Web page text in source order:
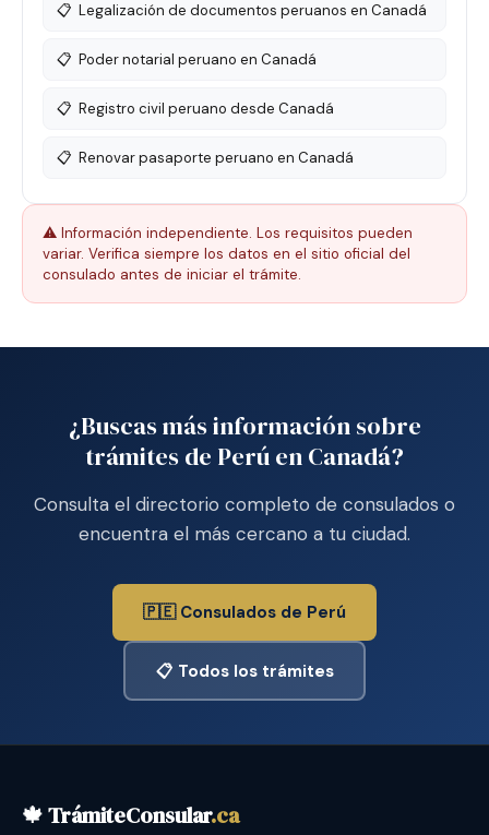
📋 Legalización de documentos peruanos en Canadá
📋 Poder notarial peruano en Canadá
📋 Registro civil peruano desde Canadá
📋 Renovar pasaporte peruano en Canadá
⚠️ Información independiente. Los requisitos pueden
variar. Verifica siempre los datos en el sitio oficial del
consulado antes de iniciar el trámite.
¿Buscas más información sobre
trámites de Perú en Canadá?
Consulta el directorio completo de consulados o
encuentra el más cercano a tu ciudad.
🇵🇪 Consulados de Perú
📋 Todos los trámites
🍁 TrámiteConsular.ca